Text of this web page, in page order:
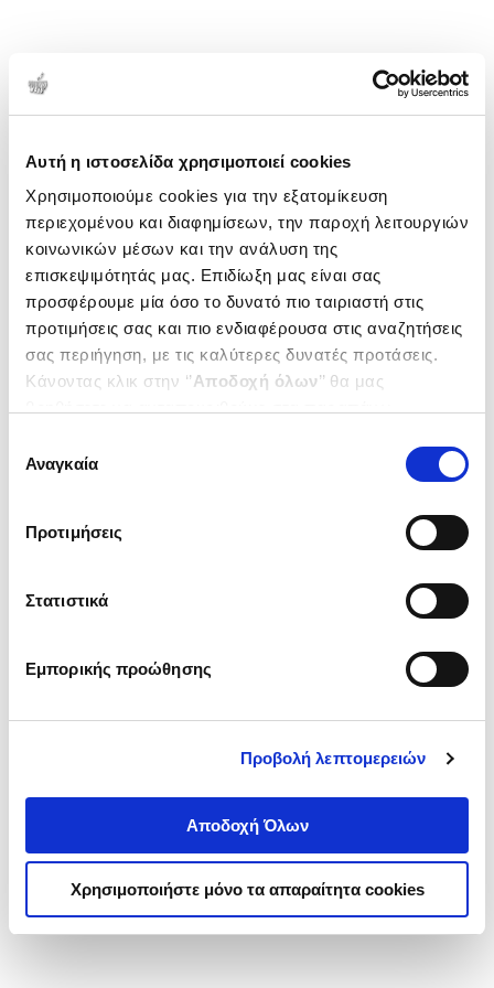
Αυτή η ιστοσελίδα χρησιμοποιεί cookies
Χρησιμοποιούμε cookies για την εξατομίκευση
περιεχομένου και διαφημίσεων, την παροχή λειτουργιών
κοινωνικών μέσων και την ανάλυση της
επισκεψιμότητάς μας. Επιδίωξη μας είναι σας
προσφέρουμε μία όσο το δυνατό πιο ταιριαστή στις
προτιμήσεις σας και πιο ενδιαφέρουσα στις αναζητήσεις
σας περιήγηση, με τις καλύτερες δυνατές προτάσεις.
Κάνοντας κλικ στην ‘’Αποδοχή όλων’’ θα μας
ενδιαφέρουν και να επιλέξετε από τα παρακάτω με την
΄΄και να ενημερωθείτε σχετικά με
συγκατάθεσης
Αναγκαία
Προτιμήσεις
Στατιστικά
Εμπορικής προώθησης
Προβολή λεπτομερειών
Αποδοχή Όλων
Χρησιμοποιήστε μόνο τα απαραίτητα cookies